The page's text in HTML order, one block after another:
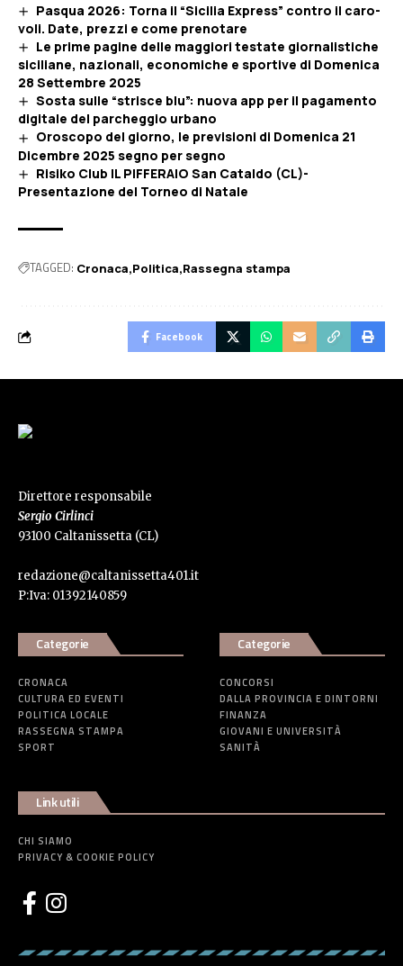
Pasqua 2026: Torna il “Sicilia Express” contro il caro-
voli. Date, prezzi e come prenotare
Le prime pagine delle maggiori testate giornalistiche
siciliane, nazionali, economiche e sportive di Domenica
28 Settembre 2025
Sosta sulle “strisce blu”: nuova app per il pagamento
digitale del parcheggio urbano
Oroscopo del giorno, le previsioni di Domenica 21
Dicembre 2025 segno per segno
Risiko Club IL PIFFERAIO San Cataldo (CL)-
Presentazione del Torneo di Natale
TAGGED: Cronaca Politica Rassegna stampa
Facebook
Direttore responsabile
Sergio Cirlinci
93100 Caltanissetta (CL)
redazione@caltanissetta401.it
P:Iva: 01392140859
Categorie
CRONACA
CULTURA ED EVENTI
POLITICA LOCALE
RASSEGNA STAMPA
SPORT
Categorie
CONCORSI
DALLA PROVINCIA E DINTORNI
FINANZA
GIOVANI E UNIVERSITÀ
SANITÀ
Link utili
CHI SIAMO
PRIVACY & COOKIE POLICY